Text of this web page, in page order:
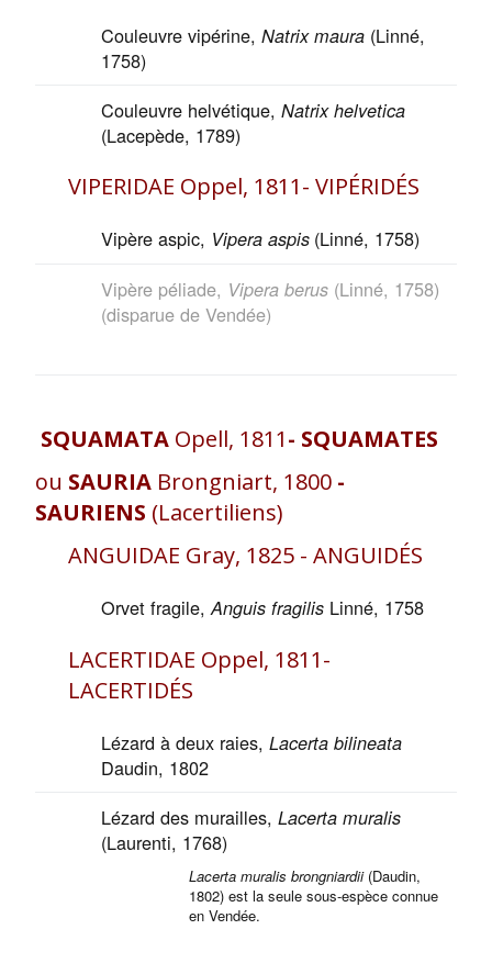
Couleuvre vipérine, Natrix maura (Linné,
1758)
Couleuvre helvétique, Natrix helvetica
(Lacepède, 1789)
VIPERIDAE Oppel, 1811- VIPÉRIDÉS
Vipère aspic, Vipera aspis (Linné, 1758)
Vipère péliade, Vipera berus (Linné, 1758)
(disparue de Vendée)
SQUAMATA Opell, 1811- SQUAMATES
ou SAURIA Brongniart, 1800 -
SAURIENS (Lacertiliens)
ANGUIDAE Gray, 1825 - ANGUIDÉS
Orvet fragile,Anguis fragilis Linné, 1758
LACERTIDAE Oppel, 1811-
LACERTIDÉS
Lézard à deux raies, Lacerta bilineata
Daudin, 1802
Lézard des murailles, Lacerta muralis
(Laurenti, 1768)
Lacerta muralis brongniardii (Daudin,
1802) est la seule sous-espèce connue
en Vendée.